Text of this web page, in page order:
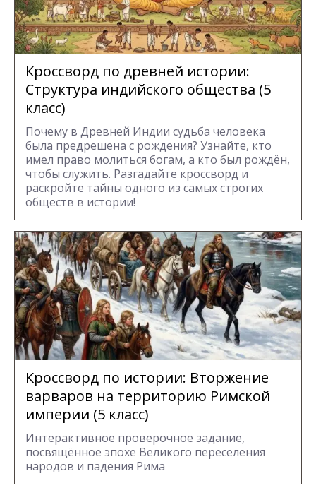
Кроссворд по древней истории:
Структура индийского общества (5
класс)
Почему в Древней Индии судьба человека
была предрешена с рождения? Узнайте, кто
имел право молиться богам, а кто был рождён,
чтобы служить. Разгадайте кроссворд и
раскройте тайны одного из самых строгих
обществ в истории!
Кроссворд по истории: Вторжение
варваров на территорию Римской
империи (5 класс)
Интерактивное проверочное задание,
посвящённое эпохе Великого переселения
народов и падения Рима